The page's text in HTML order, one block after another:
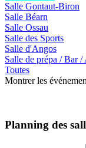
Salle Gontaut-Biron
Salle Béarn
Salle Ossau
Salle des Sports
Salle d'Angos
Salle de prépa / Bar
Toutes
Montrer les
Planning des